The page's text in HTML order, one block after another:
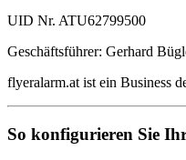
UID Nr. ATU62799500
Geschäftsführer: Gerhard
flyeralarm.at ist ein Business
So konfigurieren Sie